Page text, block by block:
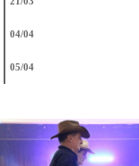
04/04
05/04